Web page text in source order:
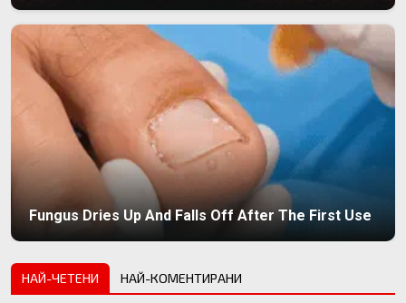
Fungus Dries Up And Falls Off After The First Use
НАЙ-ЧЕТЕНИ НАЙ-КОМЕНТИРАНИ